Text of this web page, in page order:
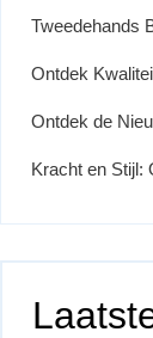
Tweedehands
Ontdek
Ontdek de
Kracht en Stijl: